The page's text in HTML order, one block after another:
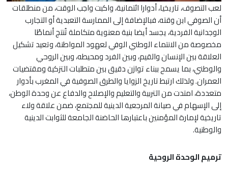
لعب التصوف، تاريخيا، أدوارا ائتمانية، واكبت واجب الوقت، من منطلقات
أن الصوفي ابن وقته، فبالإضافة إلى الممارسة التعبدية أو التجارب
الوجدانية الفردية، يجسد أيضا بنية معنوية متكاملة تُنتج أنماطًا
مخصوصة من الانتماء الوطني الوفي لعهود المواطنة، وتعيد تشكيل
العلاقة بين الإنسان والقيم، وبين الفرد ومحيطه، وبين الروحي
والوطني، بما يسمح ببناء توازن دقيق بين متطلبات التزكية ومقتضيات
العمران. ولذلك ارتبط تاريخ الزوايا والطرق الصوفية في المغرب بأدوار
متعددة، امتدت من التربية والتعليم والإصلاح والدفاع عن وحدة الوطن،
إلى الإسهام في صيانة المرجعية الدينية للمجتمع، ضمن علاقة ولاء
تاريخية لإمارة المؤمنين باعتبارها الحاضنة الجامعة للثوابت الدينية
والوطنية.
ترميم الوحدة الروحية